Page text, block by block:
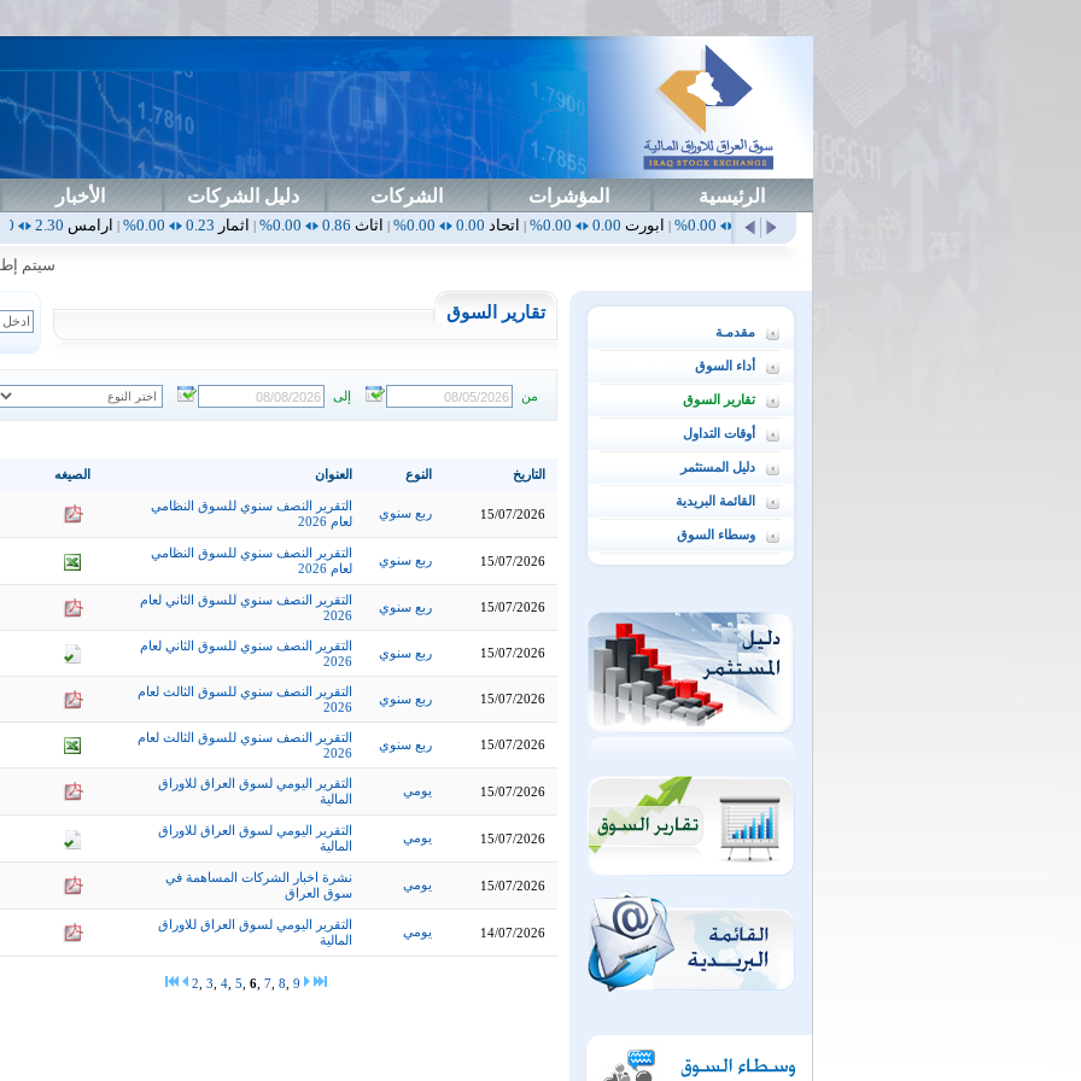
الرئيسية المؤشرات الشركات دليل الشركات الأخبار
|ابورت0.00
0.00% اتحاد0.00
0.00% اثاث0.86
0.00% اثمار0.23
0.00% ارامس2.30
0.00% اربيل
سيتم
مقدمـة
أداء السوق
تقارير السوق
أوقات التداول
دليل المستثمر
القائمة البريدية
وسطاء السوق
تقارير السوق
من إلى
الصيغه العنوان النوع التاريخ
التقرير النصف سنوي للسوق النظامي
لعام 2026
ربع سنوي 15/07/2026
التقرير النصف سنوي للسوق النظامي
لعام 2026
ربع سنوي 15/07/2026
التقرير النصف سنوي للسوق الثاني لعام
2026
ربع سنوي 15/07/2026
التقرير النصف سنوي للسوق الثاني لعام
2026
ربع سنوي 15/07/2026
التقرير النصف سنوي للسوق الثالث لعام
2026
ربع سنوي 15/07/2026
التقرير النصف سنوي للسوق الثالث لعام
2026
ربع سنوي 15/07/2026
التقرير اليومي لسوق العراق للاوراق
المالية
يومي 15/07/2026
التقرير اليومي لسوق العراق للاوراق
المالية
يومي 15/07/2026
نشرة اخبار الشركات المساهمة في
سوق العراق
يومي 15/07/2026
التقرير اليومي لسوق العراق للاوراق
المالية
يومي 14/07/2026
2 3 4 5 6 7 8 9